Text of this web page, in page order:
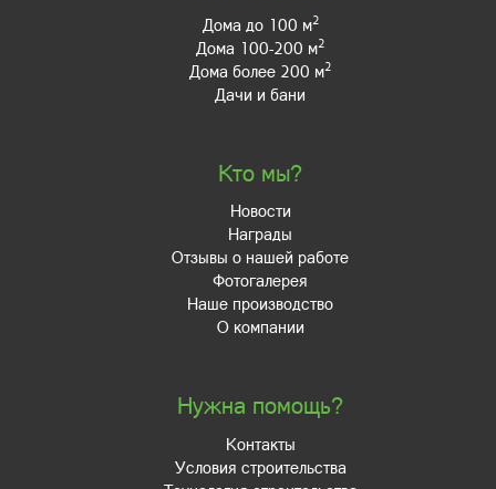
Дома до 100 м2
Дома 100-200 м2
Дома более 200 м2
Дачи и бани
Кто мы?
Новости
Награды
Отзывы о нашей работе
Фотогалерея
Наше производство
О компании
Нужна помощь?
Контакты
Условия строительства